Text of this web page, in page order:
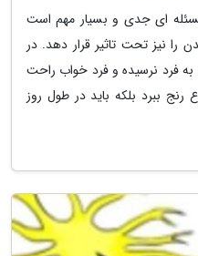
ای جدی و بسیار مهم است
نیز تحت تاثیر قرار دهد. در
فرد نرسیده و فرد خواب راحت
رنج ببرد بلکه باید در طول روز